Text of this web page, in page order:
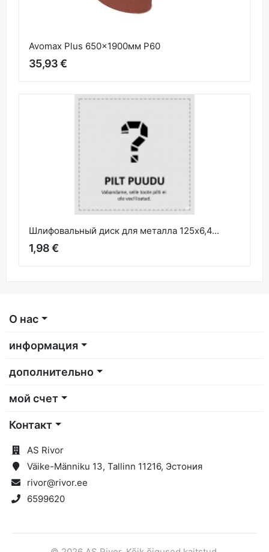
Avomax Plus 650x1900мм P60
35,93 €
Шлифовальный диск для металла 125x6,4...
1,98 €
О нас
информация
дополнительно
мой счет
Контакт
AS Rivor
Väike-Männiku 13, Tallinn 11216, Эстония
rivor@rivor.ee
6599620